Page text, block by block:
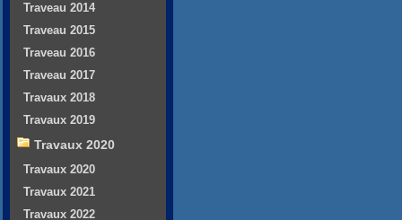
Traveau 2014
Traveau 2015
Traveau 2016
Traveau 2017
Travaux 2018
Travaux 2019
Travaux 2020
Travaux 2020
Travaux 2021
Travaux 2022